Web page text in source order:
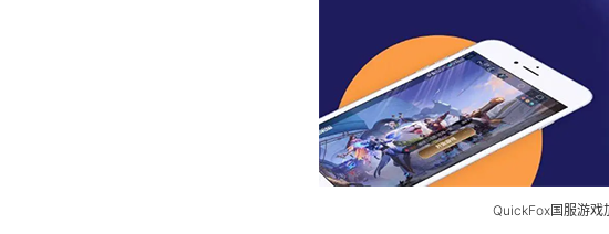
QuickFox国服游戏